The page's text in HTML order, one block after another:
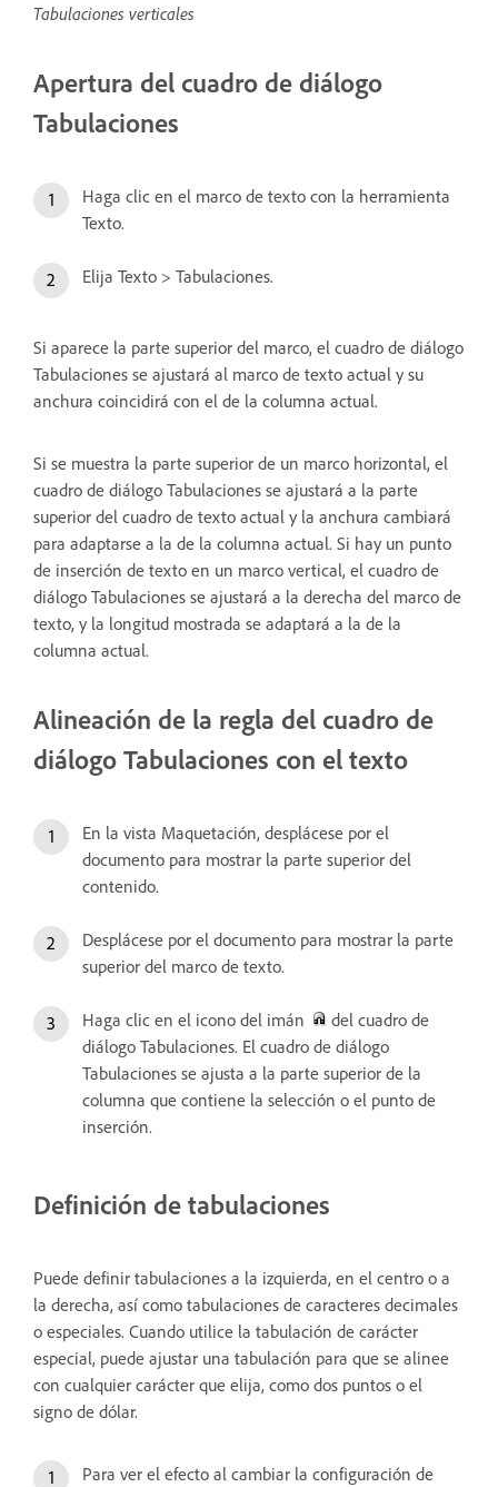
Tabulaciones verticales
Apertura del cuadro de diálogo
Tabulaciones
Haga clic en el marco de texto con la herramienta
Texto.
Elija Texto > Tabulaciones.
Si aparece la parte superior del marco, el cuadro de diálogo
Tabulaciones se ajustará al marco de texto actual y su
anchura coincidirá con el de la columna actual.
Si se muestra la parte superior de un marco horizontal, el
cuadro de diálogo Tabulaciones se ajustará a la parte
superior del cuadro de texto actual y la anchura cambiará
para adaptarse a la de la columna actual. Si hay un punto
de inserción de texto en un marco vertical, el cuadro de
diálogo Tabulaciones se ajustará a la derecha del marco de
texto, y la longitud mostrada se adaptará a la de la
columna actual.
Alineación de la regla del cuadro de
diálogo Tabulaciones con el texto
En la vista Maquetación, desplácese por el
documento para mostrar la parte superior del
contenido.
Desplácese por el documento para mostrar la parte
superior del marco de texto.
Haga clic en el icono del imán
del cuadro de
diálogo Tabulaciones. El cuadro de diálogo
Tabulaciones se ajusta a la parte superior de la
columna que contiene la selección o el punto de
inserción.
Definición de tabulaciones
Puede definir tabulaciones a la izquierda, en el centro o a
la derecha, así como tabulaciones de caracteres decimales
o especiales. Cuando utilice la tabulación de carácter
especial, puede ajustar una tabulación para que se alinee
con cualquier carácter que elija, como dos puntos o el
signo de dólar.
Para ver el efecto al cambiar la configuración de